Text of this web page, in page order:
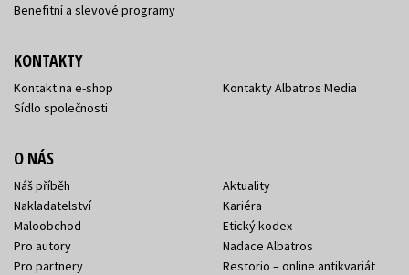
Benefitní a slevové programy
KONTAKTY
Kontakt na e-shop
Sídlo společnosti
Kontakty Albatros Media
O NÁS
Náš příběh
Nakladatelství
Maloobchod
Pro autory
Pro partnery
Aktuality
Kariéra
Etický kodex
Nadace Albatros
Restorio – online antikvariát